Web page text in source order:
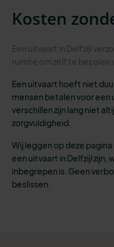
Kosten
Een uitvaart in Delfzijl
ruimte om zelf te bepalen
Een uitvaart hoeft niet
mensen betalen voor een
verschillen zijn lang niet
zorgvuldigheid.
Wij leggen op deze
een uitvaart in Delfzijl zijn,
inbegrepen is. Geen
beslissen.